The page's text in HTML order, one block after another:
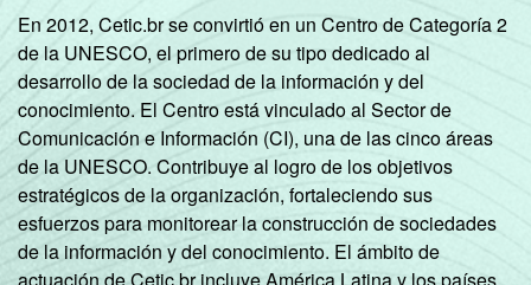
Médio ou
Educação
Profissional
PORTE
Até 50
matrículas
27
De 51 a 150
matrículas
En 2012, Cetic.br se convirtió en un Centro de Categoría 2
de la UNESCO, el primero de su tipo dedicado al
desarrollo de la sociedad de la información y del
conocimiento. El Centro está vinculado al Sector de
Comunicación e Información (CI), una de las cinco áreas
de la UNESCO. Contribuye al logro de los objetivos
estratégicos de la organización, fortaleciendo sus
esfuerzos para monitorear la construcción de sociedades
de la información y del conocimiento. El ámbito de